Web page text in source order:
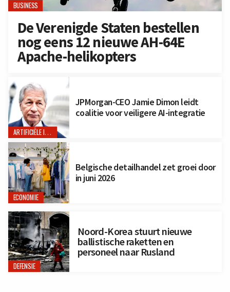
BUSINESS
De Verenigde Staten bestellen
nog eens 12 nieuwe AH-64E
Apache-helikopters
ARTIFICIËLE INTELLIGENTIE
JPMorgan-CEO Jamie Dimon leidt
coalitie voor veiligere AI-integratie
ECONOMIE
Belgische detailhandel zet groei door
in juni 2026
DEFENSIE
Noord-Korea stuurt nieuwe
ballistische raketten en
personeel naar Rusland